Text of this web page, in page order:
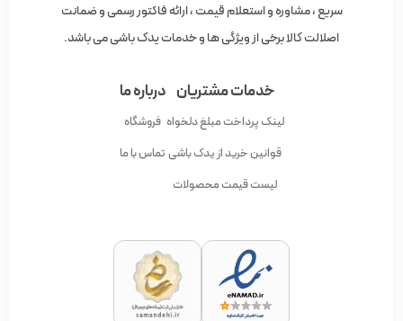
سریع ، مشاوره و استعلام قیمت ، ارائه فاکتور رسمی و ضمانت
اصلالت کالا برخی از ویژگی ها و خدمات یدک باشی می باشد.
خدمات مشتریان
لینک پرداخت مبلغ دلخواه
قوانین خرید از یدک باشی
لیست قیمت محصولات
درباره ما
فروشگاه
تماس با ما